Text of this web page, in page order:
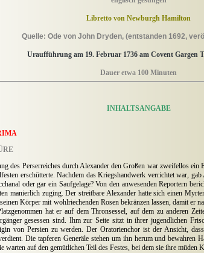
Libretto von Newburgh Hamilton
Quelle: Ode von John Dryden, (entstanden 1692,
Uraufführung am 19. Februar 1736 am Covent Gargen
Dauer etwa 100 Minuten
INHALTSANGABE
des Perserreiches durch Alexander den Großen war zweifellos ein
erschütterte. Nachdem das Kriegshandwerk verrichtet war,
oder gar ein Saufgelage? Von den anwesenden Reportern
manierlich zuging. Der streitbare Alexander hatte sich einen
Körper mit wohlriechenden Rosen bekränzen lassen, damit er
hat er auf dem Thronsessel, auf dem zu anderen
gesessen sind. Ihm zur Seite sitzt in ihrer jugendlichen
von Persien zu werden. Der Oratorienchor ist der Ansicht,
Die tapferen Generäle stehen um ihn herum und bewahren
warten auf den gemütlichen Teil des Festes, bei dem sie ihre müden